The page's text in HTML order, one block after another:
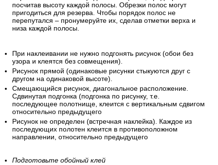
посчитав высоту каждой полосы. Обрезки полос могут
пригодиться для резерва. Чтобы порядок полос не
перепутался – пронумеруйте их, сделав отметки верха и
низа каждой полосы.
При наклеивании не нужно подгонять рисунок (обои без
узора и клеятся без совмещения).
Рисунок прямой (одинаковые рисунки стыкуются друг с
другом на одинаковой высоте).
Смещающийся рисунок, диагональное расположение.
Сдвинутая подгонка (подгонка по рисунку, т.е.
последующее полотнище, клеится с вертикальным сдвигом
относительно предыдущего
Рисунок не определен (встречная наклейка). Каждое из
последующих полотен клеится в противоположном
направлении, относительно предыдущего
Подготовьте обойный клей